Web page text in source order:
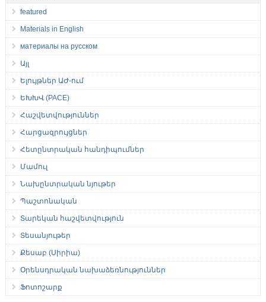
featured
Materials in English
материалы на русском
Այլ
Ելույթներ ԱԺ-ում
ԵԽԽՎ (PACE)
Հաշվետվություններ
Հարցազրույցներ
Հետընտրական հանդիպումներ
Մամուլ
Նախընտրական նյութեր
Պաշտոնական
Տարեկան հաշվետվություն
Տեսանյութեր
Քեսաբ (Սիրիա)
Օրենսդրական նախաձեռնություններ
Ֆոտոշարք